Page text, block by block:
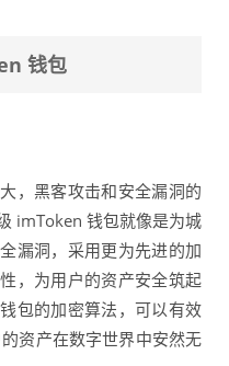
钱包
，黑客攻击和安全漏洞的
imToken 钱包就像是为城
漏洞，采用更为先进的加
，为用户的资产安全筑起
包的加密算法，可以有效
资产在数字世界中安然无